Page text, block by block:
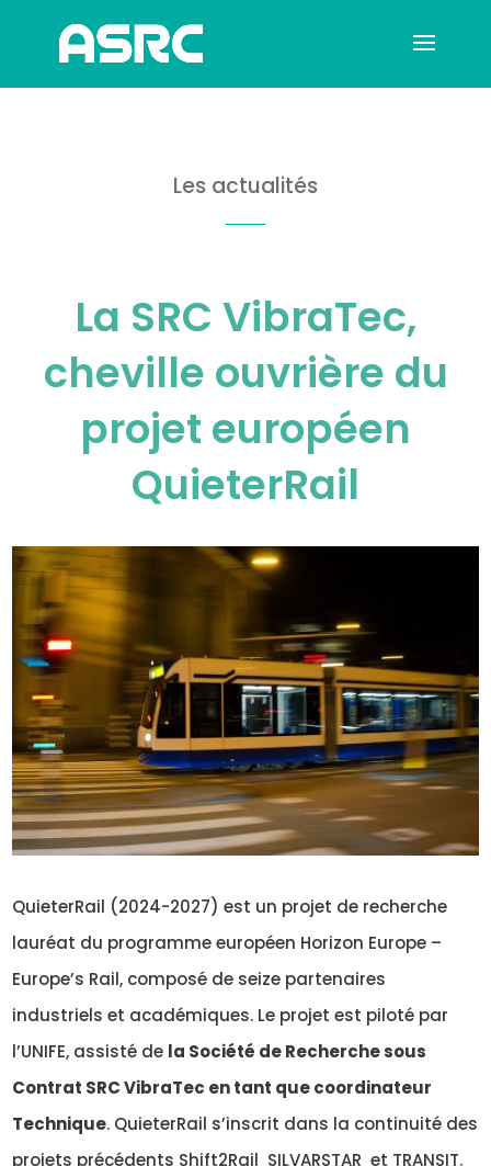
Les actualités
La SRC VibraTec,
cheville ouvrière du
projet européen
QuieterRail
QuieterRail (2024-2027) est un projet de recherche
lauréat du programme européen Horizon Europe –
Europe’s Rail, composé de seize partenaires
industriels et académiques. Le projet est piloté par
l’UNIFE, assisté de la Société de Recherche sous
Contrat SRC VibraTec en tant que coordinateur
Technique. QuieterRail s’inscrit dans la continuité des
projets précédents Shift2Rail SILVARSTAR et TRANSIT.